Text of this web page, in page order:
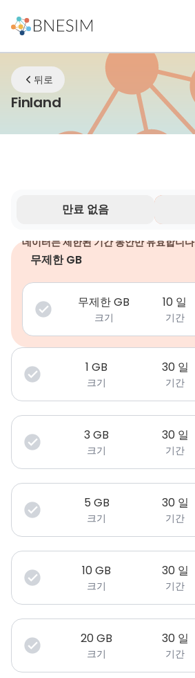
뒤로
FinlandeSIM | 어디에 있든
만료 없음
데이터는 제한된 기간 동안만 유효합니
무제한 GB
무제한 GB
크기
10 일
기간
1 GB
크기
30 일
기간
3GB
크기
30 일
기간
5 GB
크기
30 일
기간
10GB
크기
30 일
기간
20GB
크기
30 일
기간